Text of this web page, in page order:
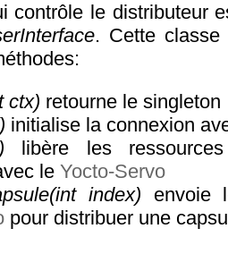
contrôle le distributeur
. Cette classe
ctx) retourne le singleton
initialise la connexion
libère les
le Yocto-Servo
index) envoie
pour distribuer une